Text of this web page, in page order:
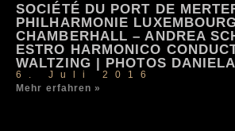
SOCIÉTÉ DU PORT DE
PHILHARMONIE
CHAMBERHALL – ANDREA
ESTRO HARMONICO
WALTZING | PHOTOS
6. Juli 2016
Mehr erfahren »